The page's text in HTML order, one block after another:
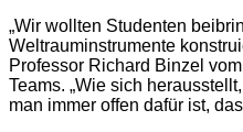
„Wir wollten Studenten
Weltrauminstrumente
Professor Richard Binzel
Teams. „Wie sich
man immer offen dafür ist,